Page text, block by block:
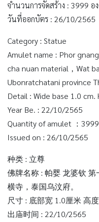
จำนวนการจัดสร้าง : 3999 อ
วันที่ออกบัตร : 26/10/2565
Category : Statue
Amulet name : Phor
cha nuan material，Wat
Ubonratchatani province
Detail : Wide base 1.0 cm.
Year Be. : 22/10/2565
Quantity of amulet ：
Issued on : 26/10/2565
种类 : 立尊
佛牌名称 : 帕婴 龙婆钦
横寺，泰国乌汶府。
尺寸 : 底部宽 1.0厘米 高
出庙时间 : 22/10/2565